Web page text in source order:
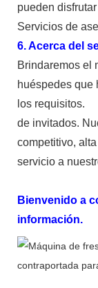
pueden
Servicios de
6. Acerca del
Brindaremos el
huéspedes que
los requisitos.
de invitados.
competitivo,
servicio a
Bienvenido a
información.